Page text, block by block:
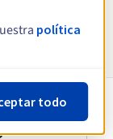
política
todo